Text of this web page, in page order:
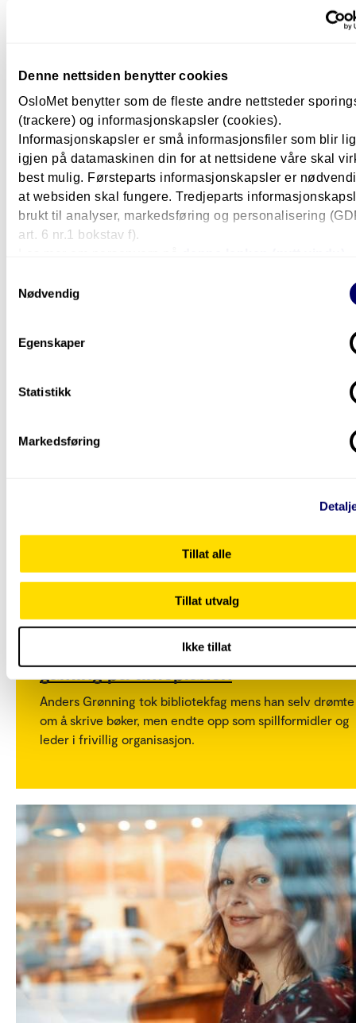
Denne nettsiden benytter cookies
OsloMet benytter som de fleste andre nettsteder
(trackere) og informasjonskapsler (cookies).
Informasjonskapsler er små informasjonsfiler som blir
igjen på datamaskinen din for at nettsidene våre skal
best mulig. Førsteparts informasjonskapsler er
at websiden skal fungere. Tredjeparts
brukt til analyser, markedsføring og personalisering
art. 6 nr.1 bokstav f).
Nødvendig
Egenskaper
Statistikk
Markedsføring
Tillat alle
Tillat utvalg
Ikke tillat
Kultur og medier
– Jeg tok en utdanning som gir meg
fleksibilitet i arbeidslivet
En bachelor i bibliotek- og informasjonsvitenskap ga
Kultur og medier
Spilleglad skolebibliotekar setter
gaming på timeplanen
Anders Grønning tok bibliotekfag mens han selv drømte
om å skrive bøker, men endte opp som spillformidler og
leder i frivillig organisasjon.